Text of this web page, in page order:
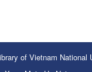
of Vietnam National